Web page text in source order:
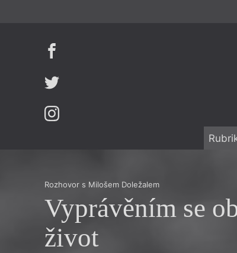
Rozhovor s Milošem Doležalem
Vyprávěním se
život